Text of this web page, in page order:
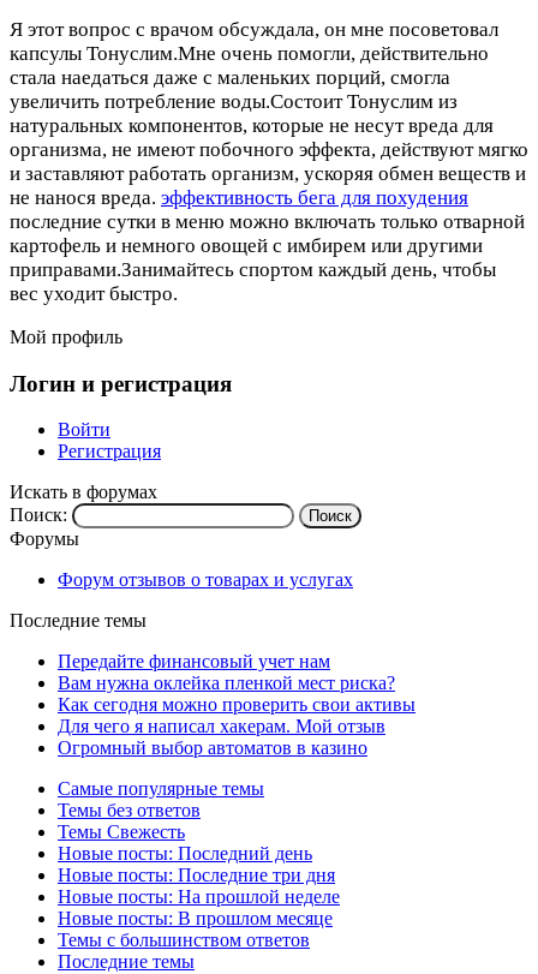
Я этот вопрос с врачом обсуждала, он мне посоветовал
капсулы Тонуслим.Мне очень помогли, действительно
стала наедаться даже с маленьких порций, смогла
увеличить потребление воды.Состоит Тонуслим из
натуральных компонентов, которые не несут вреда для
организма, не имеют побочного эффекта, действуют мягко
и заставляют работать организм, ускоряя обмен веществ и
не нанося вреда. эффективность бега для похудения
последние сутки в меню можно включать только отварной
картофель и немного овощей с имбирем или другими
приправами.Занимайтесь спортом каждый день, чтобы
вес уходит быстро.
Мой профиль
Логин и регистрация
Войти
Регистрация
Искать в форумах
Поиск:
Форумы
Форум отзывов о товарах и услугах
Последние темы
Передайте финансовый учет нам
Вам нужна оклейка пленкой мест риска?
Как сегодня можно проверить свои активы
Для чего я написал хакерам. Мой отзыв
Огромный выбор автоматов в казино
Самые популярные темы
Темы без ответов
Темы Свежесть
Новые посты: Последний день
Новые посты: Последние три дня
Новые посты: На прошлой неделе
Новые посты: В прошлом месяце
Темы с большинством ответов
Последние темы